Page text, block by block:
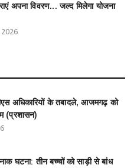
अपना विवरण... जल्द मिलेगा योजना
अधिकारियों के तबादले, आजमगढ़ को
(प्रशासन)
घटना: तीन बच्चों को साड़ी से बांध